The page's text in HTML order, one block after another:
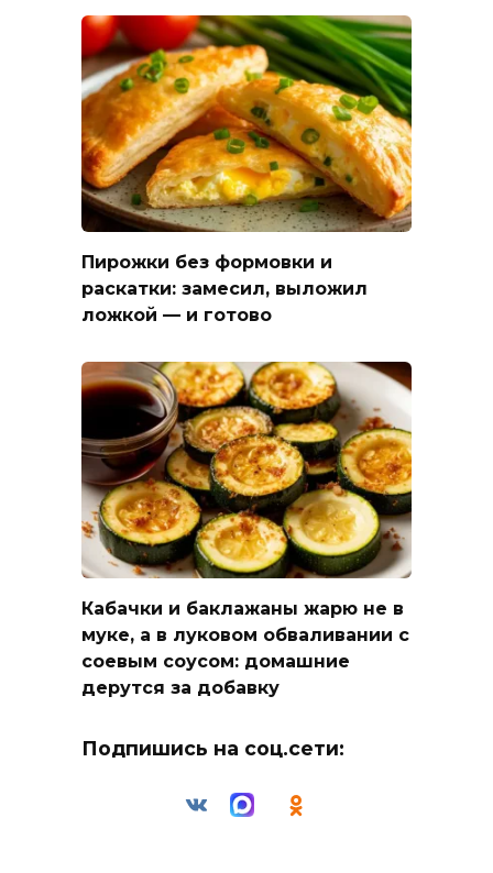
Пирожки без формовки и
раскатки: замесил, выложил
ложкой — и готово
Кабачки и баклажаны жарю не в
муке, а в луковом обваливании с
соевым соусом: домашние
дерутся за добавку
Подпишись на соц.сети: